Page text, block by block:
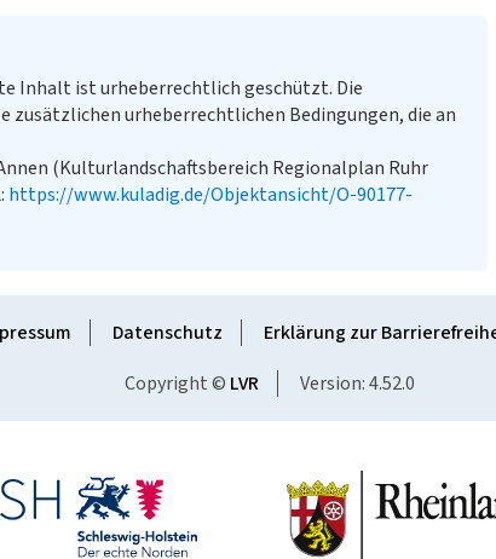
Inhalt ist urheberrechtlich geschützt. Die
urheberrechtlichen Bedingungen, die an
(Kulturlandschaftsbereich Regionalplan Ruhr
https://www.kuladig.de/Objektansicht/O-90177-
Datenschutz Erklärung zur
Copyright © LVR Version: 4.52.0